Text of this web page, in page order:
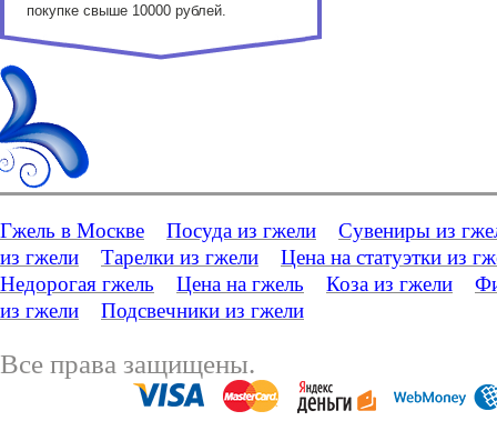
покупке свыше 10000 рублей.
Гжель в Москве Посуда из гжели
Сувениры из
из гжели
Тарелки из гжели
Цена на статуэтки из
Недорогая гжель
Цена на гжель Коза из гжели
из гжели
Подсвечники из гжели
Все права защищены.